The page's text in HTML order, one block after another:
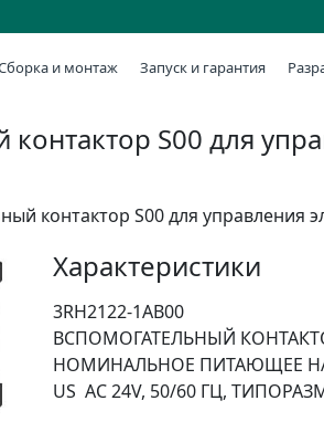
и монтаж Запуск и гарантия
S00 для
контактор S00 для управления
Характеристики
3RH2122-1AB00
ВСПОМОГАТЕЛЬНЫЙ
НОМИНАЛЬНОЕ ПИТАЮЩЕЕ
US AC 24V, 50/60 ГЦ,